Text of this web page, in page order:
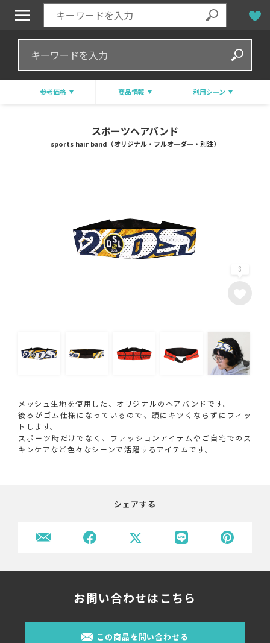
参考価格 商品情報 利用シーン
スポーツヘアバンド
sports hair band（オリジナル・フルオーダー・別注）
3
メッシュ生地を使用した、オリジナルのヘアバンドです。
後ろがゴム仕様になっているので、頭にキツくならずにフィッ
トします。
スポーツ時だけでなく、ファッションアイテムやご自宅でのス
キンケアなど色々なシーンで活躍するアイテムです。
シェアする
お問い合わせはこちら
この商品を問い合わせる